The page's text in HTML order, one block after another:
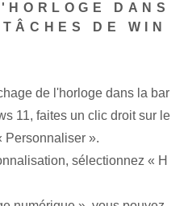
DANS
DE WIN
de l'horloge dans la bar
11, faites un clic droit sur le
Personnaliser ».
sélectionnez « H